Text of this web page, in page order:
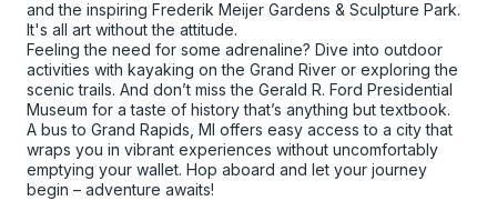
and the inspiring Frederik Meijer Gardens & Sculpture Park.
It's all art without the attitude.
Feeling the need for some adrenaline? Dive into outdoor
activities with kayaking on the Grand River or exploring the
scenic trails. And don’t miss the Gerald R. Ford Presidential
Museum for a taste of history that’s anything but textbook.
A bus to Grand Rapids, MI offers easy access to a city that
wraps you in vibrant experiences without uncomfortably
emptying your wallet. Hop aboard and let your journey
begin – adventure awaits!